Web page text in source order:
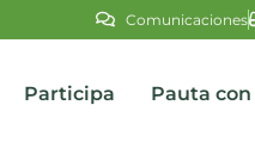
Comunicaciones
Participa Pauta